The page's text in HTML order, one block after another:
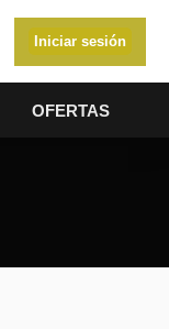
Iniciar sesión
OFERTAS